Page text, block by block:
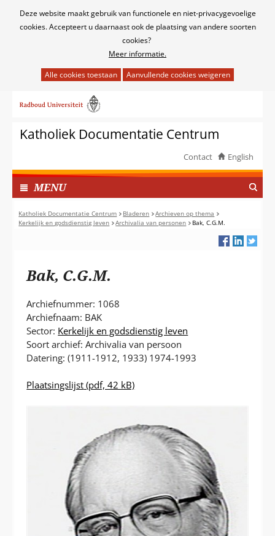
Cookies
Deze website maakt gebruik van functionele en niet-privacygevoelige
cookies. Accepteert u daarnaast ook de plaatsing van andere soorten
cookies?
Meer informatie.
het
van
cookies
deze
website
worden
toegestaan
of
naar
inhoudKatholiek Documentatie Centrum
Contact English
MENUI
N
G
E
P
Katholiek Documentatie Centrum Bladeren
Archieven op thema
Kerkelijk en godsdienstig leven
Archivalia van personen Bak, C.G.M.
Bak, C.G.M.
Archiefnummer: 1068
Archiefnaam: BAK
Sector: Kerkelijk en godsdienstig leven
Soort archief: Archivalia van persoon
Datering: (1911-1912, 1933) 1974-1993
Plaatsingslijst (pdf, 42 kB)